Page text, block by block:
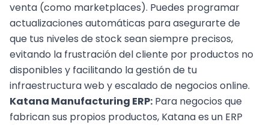
venta (como marketplaces). Puedes programar
actualizaciones automáticas para asegurarte de
que tus niveles de stock sean siempre precisos,
evitando la frustración del cliente por productos no
disponibles y facilitando la gestión de tu
infraestructura web y escalado de negocios online.
Katana Manufacturing ERP: Para negocios que
fabrican sus propios productos, Katana es un ERP